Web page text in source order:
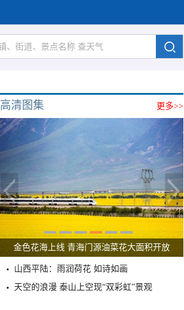
更多>>
高清图集
金色花海上线 青海门源油菜花大面积开放
山西平陆：雨润荷花 如诗如画
天空的浪漫 泰山上空现“双彩虹”景观